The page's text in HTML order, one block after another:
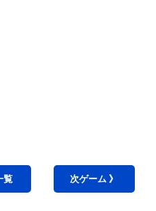
覧 次ゲーム 》